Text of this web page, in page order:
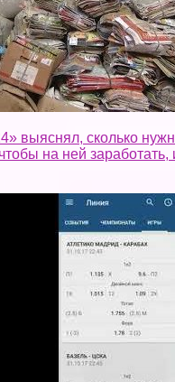
выяснял, сколько
на ней заработать,